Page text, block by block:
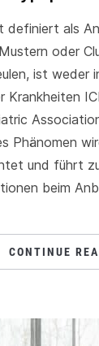
definiert als
oder
ist weder
Krankheiten
Phänomen
und führt
beim
CONTINUE